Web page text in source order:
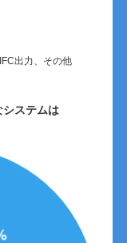
出力、その他
ステムは